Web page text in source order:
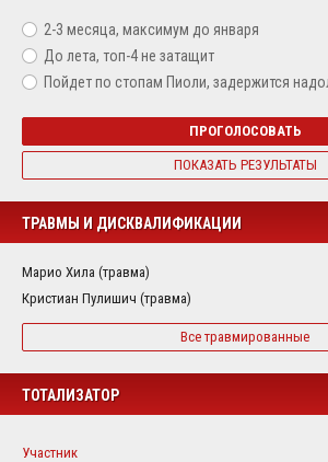
2-3 месяца, максимум до января
До лета, топ-4 не затащит
Пойдет по стопам Пиоли, задержится
ПРОГОЛОСОВАТЬ
ПОКАЗАТЬ РЕЗУЛЬТАТЫ
ТРАВМЫ И ДИСКВАЛИФИКАЦИИ
Марио Хила (травма)
Кристиан Пулишич (травма)
Все травмированные
ТОТАЛИЗАТОР
Участник